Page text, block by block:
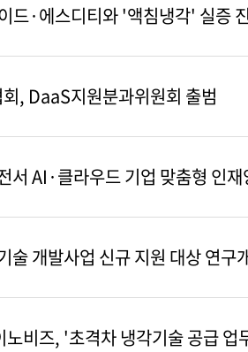
드·에스디티와 '액침냉각' 실증
, DaaS지원분과위원회 출범
서 AI·클라우드 기업 맞춤형 인재
술 개발사업 신규 지원 대상 연구
비즈, '초격차 냉각기술 공급 업